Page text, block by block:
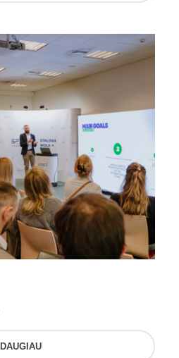
DAUGIAU